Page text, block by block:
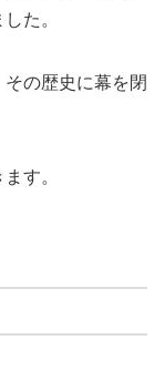
た。
の歴史に幕を閉
す。